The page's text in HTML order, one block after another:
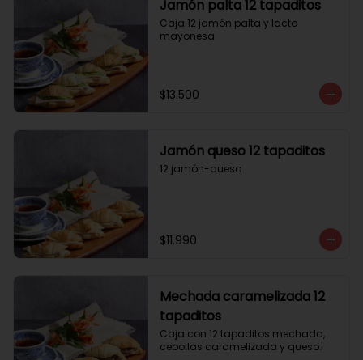
Jamón palta 12 tapaditos
Caja 12 jamón palta y lacto
mayonesa
$13.500
Jamón queso 12 tapaditos
12 jamón-queso
$11.990
Mechada caramelizada 12
tapaditos
Caja con 12 tapaditos mechada,
cebollas caramelizada y queso.